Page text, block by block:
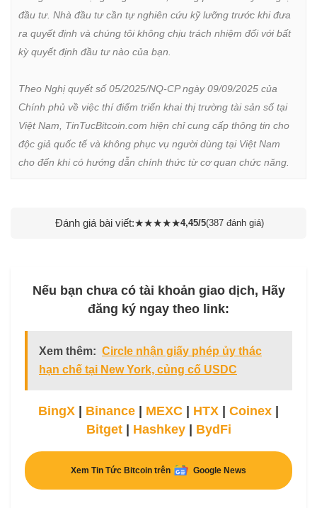
đầu tư. Nhà đầu tư cần tự nghiên cứu kỹ lưỡng trước khi đưa
ra quyết định và chúng tôi không chịu trách nhiệm đối với bất
kỳ quyết định đầu tư nào của bạn.
Theo Nghị quyết số 05/2025/NQ-CP ngày 09/09/2025 của
Chính phủ về việc thí điểm triển khai thị trường tài sản số tại
Việt Nam, TinTucBitcoin.com hiện chỉ cung cấp thông tin cho
độc giả quốc tế và không phục vụ người dùng tại Việt Nam
cho đến khi có hướng dẫn chính thức từ cơ quan chức năng.
Đánh giá bài viết:★★★★★4,45/5(387 đánh giá)
Nếu bạn chưa có tài khoản giao dịch, Hãy
đăng ký ngay theo link:
Xem thêm: Circle nhận giấy phép ủy thác
hạn chế tại New York, củng cố USDC
BingX Binance MEXC HTX Coinex
Bitget| Hashkey| BydFi
Xem Tin Tức Bitcoin trên Google News